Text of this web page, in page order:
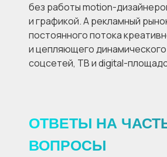
без работы motion-
и графикой. А рекламный
постоянного потока
и цепляющего
соцсетей, ТВ и digital-
ОТВЕТЫ НА
ВОПРОСЫ